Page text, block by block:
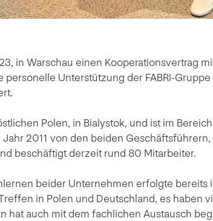
in Warschau einen Kooperationsvertrag
Unterstützung der FABRI-
Polen, in Bialystok, und ist im
2011 von den beiden
beschäftigt derzeit rund 80 Mitarbeiter.
beider Unternehmen erfolgte bereits
in Polen und Deutschland, es haben
hat auch mit dem fachlichen Austausch